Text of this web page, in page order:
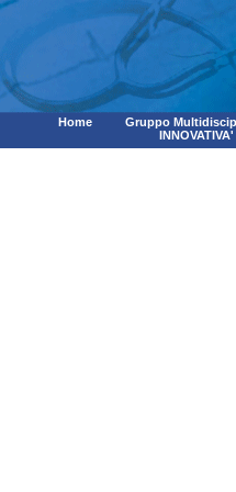
Home
Gruppo
INNOVATIVA'